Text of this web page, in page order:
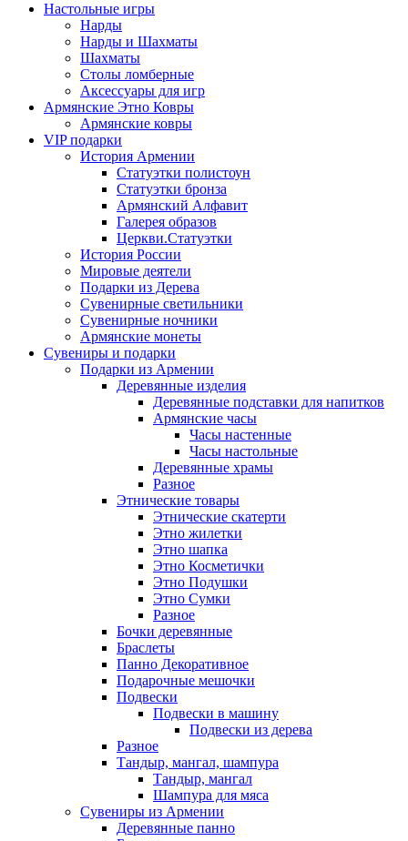
Настольные игры
Нарды
Нарды и Шахматы
Шахматы
Столы ломберные
Аксессуары для игр
Армянские Этно Ковры
Армянские ковры
VIP подарки
История Армении
Статуэтки полистоун
Статуэтки бронза
Армянский Алфавит
Галерея образов
Церкви.Статуэтки
История России
Мировые деятели
Подарки из Дерева
Сувенирные светильники
Сувенирные ночники
Армянские монеты
Сувениры и подарки
Подарки из Армении
Деревянные изделия
Деревянные подставки для напитков
Армянские часы
Часы настенные
Часы настольные
Деревянные храмы
Разное
Этнические товары
Этнические скатерти
Этно жилетки
Этно шапка
Этно Косметички
Этно Подушки
Этно Сумки
Разное
Бочки деревянные
Браслеты
Панно Декоративное
Подарочные мешочки
Подвески
Подвески в машину
Подвески из дерева
Разное
Тандыр, мангал, шампура
Тандыр, мангал
Шампура для мяса
Сувениры из Армении
Деревянные панно